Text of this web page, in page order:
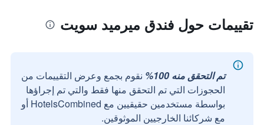
تقييمات حول فندق ميرميد سويت
تم التحقق منه 100%
نقوم بجمع وعرض التقييمات من
الحجوزات التي تم التحقق منها فقط والتي تم إجراؤها
بواسطة مستخدمين حقيقيين مع HotelsCombined أو
مع شركائنا الخارجيين الموثوقين.